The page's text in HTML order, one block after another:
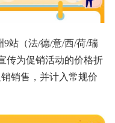
9站（法/德/意/西/荷/瑞
传为促销活动的价格折
销售，并计入常规价